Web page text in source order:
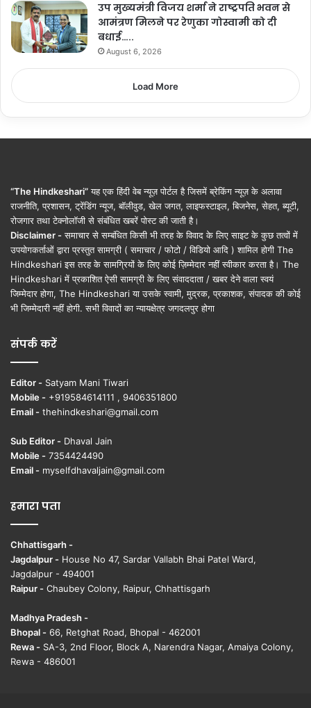
उप मुख्यमंत्री विजय शर्मा ने राष्ट्रपति भवन से
आमंत्रण मिलने पर रेणुका गोस्वामी को दी
बधाई…..
August 6, 2026
Load More
“The Hindkeshari”यह एक हिंदी वेब न्यूज़ पोर्टल है जिसमें ब्रेकिंग न्यूज़ के अलावा
राजनीति, प्रशासन, ट्रेंडिंग न्यूज, बॉलीवुड, खेल जगत, लाइफस्टाइल, बिजनेस, सेहत, ब्यूटी,
रोजगार तथा टेक्नोलॉजी से संबंधित खबरें पोस्ट की जाती है।
Disclaimer - समाचार से सम्बंधित किसी भी तरह के विवाद के लिए साइट के कुछ तत्वों में
उपयोगकर्ताओं द्वारा प्रस्तुत सामग्री ( समाचार / फोटो / विडियो आदि ) शामिल होगी The
Hindkeshari इस तरह के सामग्रियों के लिए कोई ज़िम्मेदार नहीं स्वीकार करता है। The
Hindkeshari में प्रकाशित ऐसी सामग्री के लिए संवाददाता / खबर देने वाला स्वयं
जिम्मेदार होगा, The Hindkeshari या उसके स्वामी, मुद्रक, प्रकाशक, संपादक की कोई
भी जिम्मेदारी नहीं होगी. सभी विवादों का न्यायक्षेत्र जगदलपुर होगा
संपर्क करें
Editor - Satyam Mani Tiwari
Mobile - +919584614111 , 9406351800
Email - thehindkeshari@gmail.com
Sub Editor - Dhaval Jain
Mobile - 7354424490
Email - myselfdhavaljain@gmail.com
हमारा पता
Chhattisgarh -
Jagdalpur - House No 47, Sardar Vallabh Bhai Patel Ward,
Jagdalpur - 494001
Raipur - Chaubey Colony, Raipur, Chhattisgarh
Madhya Pradesh -
Bhopal - 66, Retghat Road, Bhopal - 462001
Rewa - SA-3, 2nd Floor, Block A, Narendra Nagar, Amaiya Colony,
Rewa - 486001